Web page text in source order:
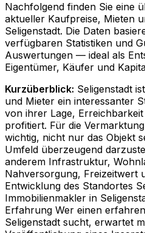
Nachfolgend finden Sie eine
aktueller Kaufpreise, Mieten
Seligenstadt. Die Daten
verfügbaren Statistiken und
Auswertungen — ideal als
Eigentümer, Käufer und
Kurzüberblick: Seligenstadt
und Mieter ein interessanter
von ihrer Lage,
profitiert. Für die
wichtig, nicht nur das Objekt
Umfeld überzeugend
anderem Infrastruktur,
Nahversorgung, Freizeitwert
Entwicklung des Standortes
Immobilienmakler in
Erfahrung Wer einen
Seligenstadt sucht, erwartet